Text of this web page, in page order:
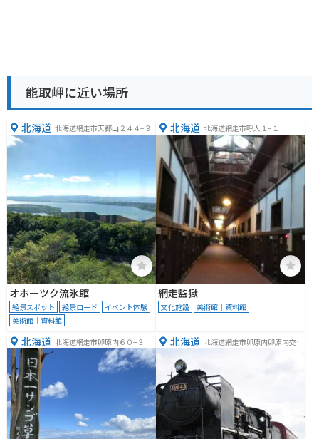
能取岬に近い場所
北海道 北海道網走市天都山２４４−３
オホーツク流氷館
絶景スポット 絶景ロード
イベント体験
美術館｜資料館
北海道 北海道網走市呼人１−１
網走監獄
文化施設 美術館｜資料館
北海道 北海道網走市卯原内６０−３ 北海道 北海道網走市卯原内卯原内交通